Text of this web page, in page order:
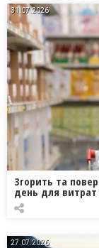
31.07.2026
Згорить та
день для
27.07.2026